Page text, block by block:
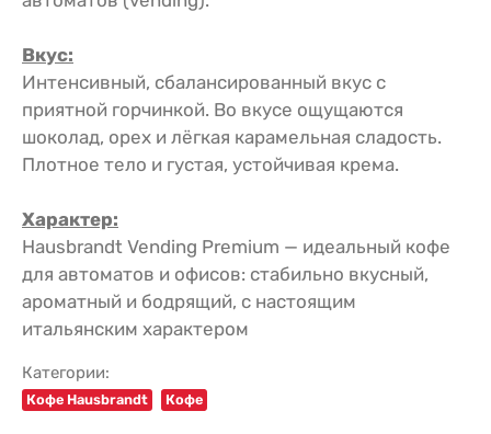
Вкус:
Интенсивный, сбалансированный вкус с
приятной горчинкой. Во вкусе ощущаются
шоколад, орех и лёгкая карамельная сладость.
Плотное тело и густая, устойчивая крема.
Характер:
Hausbrandt Vending Premium — идеальный кофе
для автоматов и офисов: стабильно вкусный,
ароматный и бодрящий, с настоящим
итальянским характером
Категории:
Кофе Hausbrandt Кофе